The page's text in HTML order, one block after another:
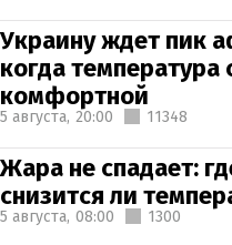
Украину ждет пик
когда температура
комфортной
5 августа, 20:00 11348
Жара не спадает:
снизится ли
5 августа, 08:00 1300